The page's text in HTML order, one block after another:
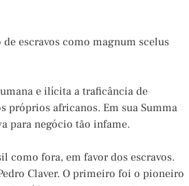
escravos como magnum scelus
e ilícita a traficância de
próprios africanos. Em sua Summa
para negócio tão infame.
como fora, em favor dos escravos.
Claver. O primeiro foi o pioneiro